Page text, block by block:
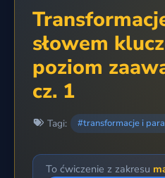
słowem
poziom
cz. 1
Tagi: #transformacje i
To ćwiczenie z zakresu